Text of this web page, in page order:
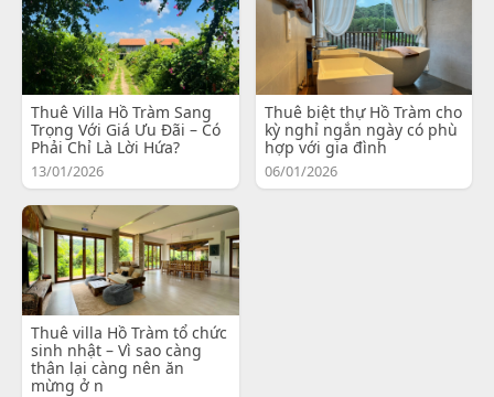
Thuê Villa Hồ Tràm Sang
Trọng Với Giá Ưu Đãi – Có
Phải Chỉ Là Lời Hứa?
13/01/2026
Thuê biệt thự Hồ Tràm cho
kỳ nghỉ ngắn ngày có phù
hợp với gia đình
06/01/2026
Thuê villa Hồ Tràm tổ chức
sinh nhật – Vì sao càng
thân lại càng nên ăn
mừng ở n